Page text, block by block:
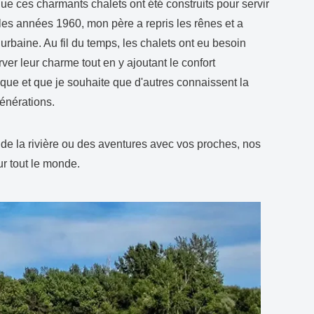
ces charmants chalets ont été construits pour servir
années 1960, mon père a repris les rênes et a
Au fil du temps, les chalets ont eu besoin
leur charme tout en y ajoutant le confort
et que je souhaite que d'autres connaissent la
la rivière ou des aventures avec vos proches, nos
tout le monde.